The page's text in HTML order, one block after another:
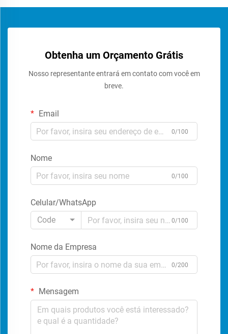
Obtenha um Orçamento Grátis
Nosso representante entrará em contato com você em
breve.
Email
0/100
Nome
0/100
Celular/WhatsApp
Code
0/100
Nome da Empresa
0/200
Mensagem